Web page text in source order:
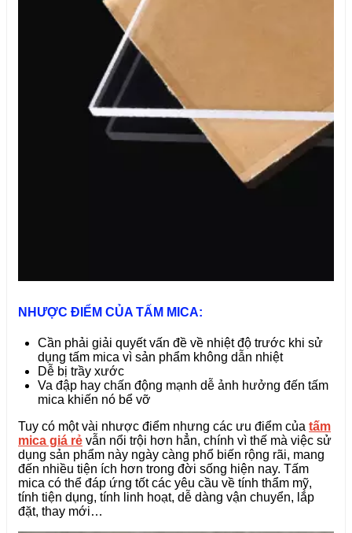
NHƯỢC ĐIỂM CỦA TẤM MICA:
Cần phải giải quyết vấn đề về nhiệt độ trước khi sử
dụng tấm mica vì sản phẩm không dẫn nhiệt
Dễ bị trầy xước
Va đập hay chấn động mạnh dễ ảnh hưởng đến tấm
mica khiến nó bể vỡ
Tuy có một vài nhược điểm nhưng các ưu điểm của tấm
mica giá rẻ vẫn nổi trội hơn hẳn, chính vì thế mà việc sử
dụng sản phẩm này ngày càng phổ biến rộng rãi, mang
đến nhiều tiện ích hơn trong đời sống hiện nay. Tấm
mica có thể đáp ứng tốt các yêu cầu về tính thẩm mỹ,
tính tiện dụng, tính linh hoạt, dễ dàng vận chuyển, lắp
đặt, thay mới…